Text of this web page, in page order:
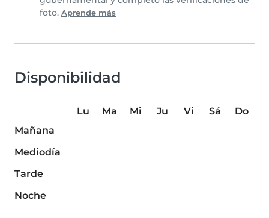
foto. Aprende más
Disponibilidad
Lu Ma Mi Ju Vi Sá
Do
Mañana
Mediodía
Tarde
Noche